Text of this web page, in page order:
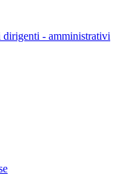
dirigenti - amministrativi